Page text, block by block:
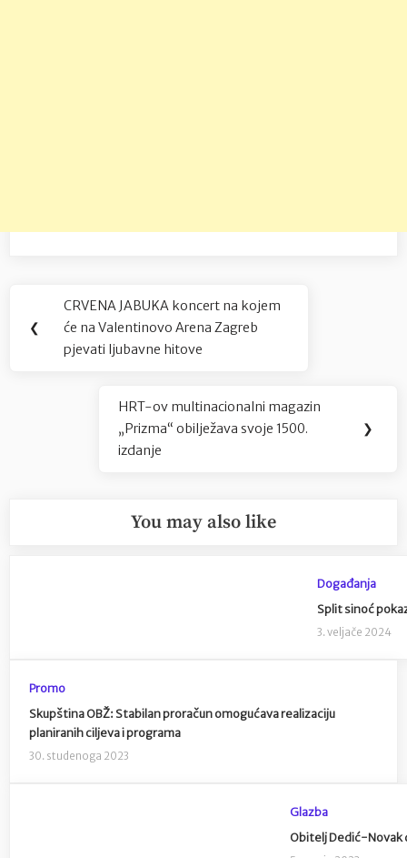
Navigacija
objava
❮
Previous
Post:
CRVENA JABUKA koncert na kojem
će na Valentinovo Arena Zagreb
pjevati ljubavne hitove
Next
Post:
HRT-ov multinacionalni magazin
„Prizma“ obilježava svoje 1500.
izdanje
❯
You may also like
Događanja
Split sinoć
3. veljače 2024
Promo
Skupština OBŽ: Stabilan proračun omogućava realizaciju
planiranih ciljeva i programa
30. studenoga 2023
Glazba
Obitelj Dedić-Novak